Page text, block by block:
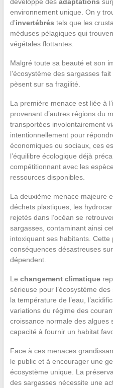
environnement unique. On y
d’invertébrés tels que les
méduses pélagiques qui
végétales flottantes.
Malgré toute sa beauté et son
l’écosystème des sargasses
pèsent sur sa fragilité.
La première menace est liée à
provenant d’autres régions du
transportées involontairement
intentionnellement pour
économiques ou sociaux, ces
l’équilibre écologique déjà
compétitionnant avec les
ressources disponibles.
La deuxième menace majeure
déchets plastiques, les
rejetés dans l’océan se
sargasses, contaminant ainsi
intoxiquant ses habitants.
conséquences désastreuses
dépendent.
Le changement climatique
sérieuse pour l’écosystème
la température de l’eau,
variations du régime des
croissance normale des algues
capacité à fournir un habitat
Face à ces menaces
le public et à encourager une
écosystème unique. La
des sargasses nécessite une